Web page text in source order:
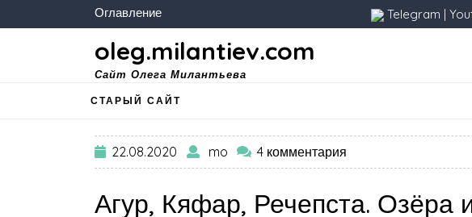
Оглавление Telegram |
oleg.milantiev.com
Сайт Олега Милантьева
СТАРЫЙ САЙТ
22.08.2020 mo 4 комментария
Агур, Кяфар, Речепста. Озёра